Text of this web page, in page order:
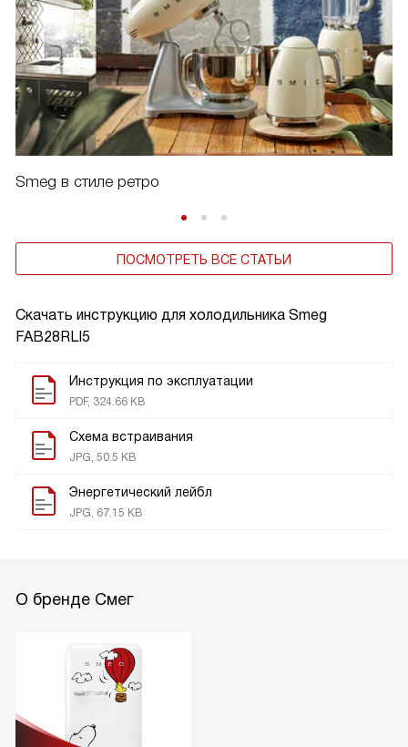
Скачать инструкцию для холодильника Smeg
FAB28RLI5
Инструкция по эксплуатации
PDF, 324.66 KB
Схема встраивания
JPG, 50.5 KB
Энергетический лейбл
JPG, 67.15 KB
Smeg в стиле ретро
ПОСМОТРЕТЬ ВСЕ СТАТЬИ
О бренде Смег